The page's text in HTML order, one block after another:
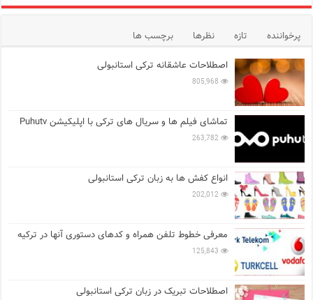
پرخواننده تازه نظرها
برچسب ها
اصطلاحات عاشقانه ترکی استانبولی
805,968
تماشای فیلم ها و سریال های ترکی با اپلیکیشن Puhutv
263,782
انواع کفش ها به زبان ترکی استانبولی
202,012
معرفی خطوط تلفن همراه و کدهای دستوری آنها در ترکیه
125,843
اصطلاحات تبریک در زبان ترکی استانبولی